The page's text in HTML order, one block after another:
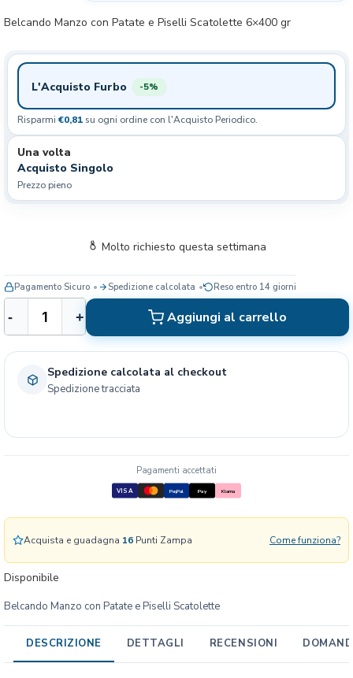
Disponibile
Belcando Manzo con Patate e Piselli Scatolette
Belcando Manzo con Patate e Piselli Scatolette 6×400 gr
L'Acquisto Furbo -5%
Risparmi €0,81 su ogni ordine con l'Acquisto Periodico.
Una volta
Acquisto Singolo
Prezzo pieno
e
l
a
n
o
n
P
a
- + Aggiungi al carrello
Molto richiesto questa settimana
Pagamento Sicuro Spedizione calcolata Reso entro 14 giorni
Spedizione calcolata al checkout
Spedizione tracciata
Acquista e guadagna 16 Punti Zampa Come funziona?
Pagamenti accettati
VISA PayPal Pay Klarna
DESCRIZIONE DETTAGLI RECENSIONI